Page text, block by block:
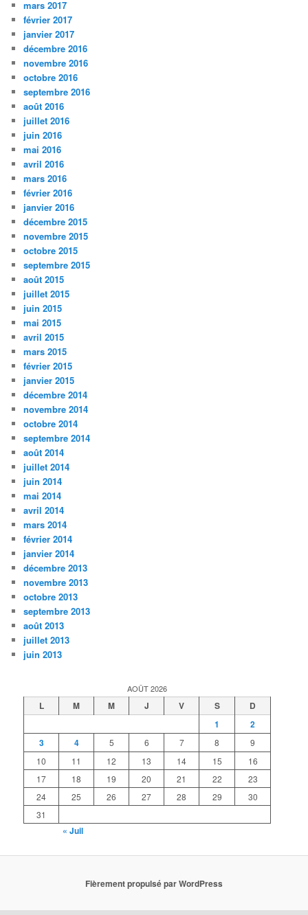
mars 2017
février 2017
janvier 2017
décembre 2016
novembre 2016
octobre 2016
septembre 2016
août 2016
juillet 2016
juin 2016
mai 2016
avril 2016
mars 2016
février 2016
janvier 2016
décembre 2015
novembre 2015
octobre 2015
septembre 2015
août 2015
juillet 2015
juin 2015
mai 2015
avril 2015
mars 2015
février 2015
janvier 2015
décembre 2014
novembre 2014
octobre 2014
septembre 2014
août 2014
juillet 2014
juin 2014
mai 2014
avril 2014
mars 2014
février 2014
janvier 2014
décembre 2013
novembre 2013
octobre 2013
septembre 2013
août 2013
juillet 2013
juin 2013
AOÛT 2026
L M M J V S
D
1
2
3
4 5 6 7 8
9
10
11 12 13 14 15
16
17
18 19 20 21 22
23
24
25 26 27 28 29
30
31
« Juil
Fièrement propulsé par WordPress